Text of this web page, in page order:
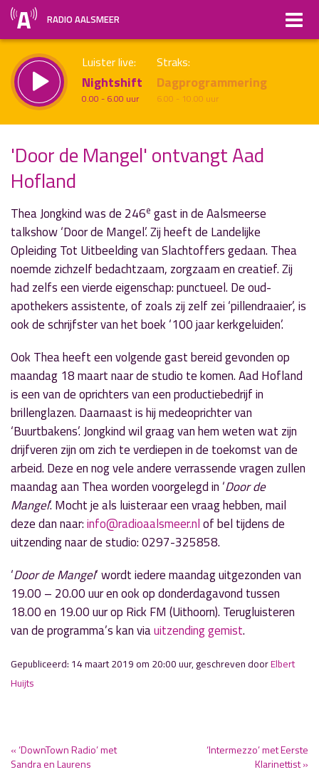
RADIO AALSMEER
Luister live:
Nightshift
0.00 - 6.00 uur
Straks:
Dagprogrammering
6.00 - 10.00 uur
Vorig uur
'Door de Mangel' ontvangt Aad
Hofland
Thea Jongkind was de 246e gast in de Aalsmeerse
talkshow ‘Door de Mangel’. Zij heeft de Landelijke
Opleiding Tot Uitbeelding van Slachtoffers gedaan. Thea
noemde zichzelf bedachtzaam, zorgzaam en creatief. Zij
had zelfs een vierde eigenschap: punctueel. De oud-
apothekers assistente, of zoals zij zelf zei ‘pillendraaier’, is
ook de schrijfster van het boek ‘100 jaar kerkgeluiden’.
Ook Thea heeft een volgende gast bereid gevonden op
maandag 18 maart naar de studio te komen. Aad Hofland
is een van de oprichters van een productiebedrijf in
brillenglazen. Daarnaast is hij medeoprichter van
‘Buurtbakens’. Jongkind wil graag van hem weten wat zijn
drijfveren zijn om zich te verdiepen in de toekomst van de
arbeid. Deze en nog vele andere verrassende vragen zullen
maandag aan Thea worden voorgelegd in ‘Door de
Mangel’. Mocht je als luisteraar een vraag hebben, mail
deze dan naar:info@radioaalsmeer.nlof bel tijdens de
uitzending naar de studio: 0297-325858.
‘Door de Mangel‘ wordt iedere maandag uitgezonden van
19.00 – 20.00 uur en ook op donderdagavond tussen
18.00 en 19.00 uur op Rick FM (Uithoorn). Terugluisteren
van de programma’s kan viauitzending gemist.
Gepubliceerd: 14 maart 2019 om 20:00 uur, geschreven doorElbert
Huijts
« ‘DownTown Radio’ met
Sandra en Laurens
‘Intermezzo’ met Eerste
Klarinettist »